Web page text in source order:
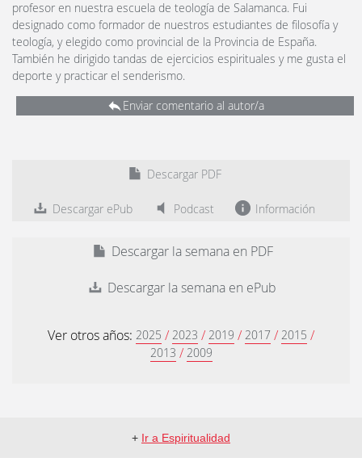
profesor en nuestra escuela de teología de Salamanca. Fui
designado como formador de nuestros estudiantes de filosofía y
teología, y elegido como provincial de la Provincia de España.
También he dirigido tandas de ejercicios espirituales y me gusta el
deporte y practicar el senderismo.
Enviar comentario al autor/a
Descargar PDF
Descargar ePub Podcast Información
Descargar la semana en PDF
Descargar la semana en ePub
Ver otros años: 2025 / 2023 / 2019 / 2017 / 2015 /
2013 / 2009
+ Ir a Espiritualidad